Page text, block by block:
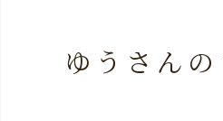
ゆうさん